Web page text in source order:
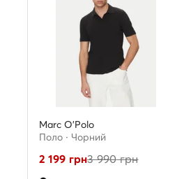
Marc O'Polo
Поло · Чорний
2 199 грн3 990грн